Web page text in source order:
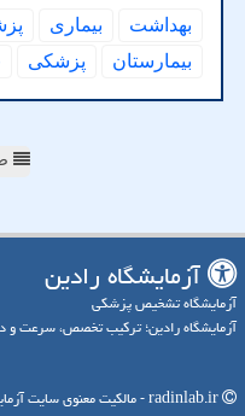
بهداشت بیماری
بیمارستان
پزشكی
آزمایشگاه رادین
آزمایشگاه تشخیص پزشکی
آزمایشگاه رادین؛ ترکیب تخصص، سرعت